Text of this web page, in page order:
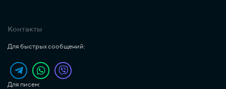
Контакты
Для быстрых сообщений:
Для писем: